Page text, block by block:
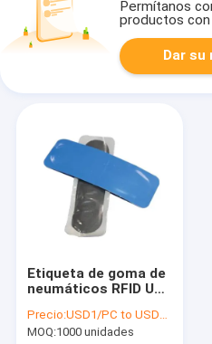
Permítanos
productos
Dar su
Etiqueta de goma de
neumáticos RFID UHF
seguimiento e
identificación de
Precio:USD1/PC to USD1.5/PC
MOQ:1000 unidades